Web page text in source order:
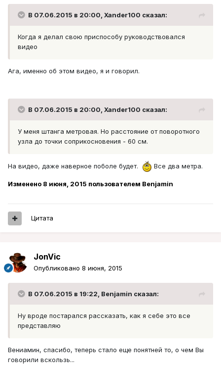
В 07.06.2015 в 20:00, Xander100 сказал:
Когда я делал свою приспособу руководствовался
видео
Ага, именно об этом видео, я и говорил.
В 07.06.2015 в 20:00, Xander100 сказал:
У меня штанга метровая. Но расстояние от поворотного
узла до точки соприкосновения - 60 см.
На видео, даже наверное поболе будет. Все два метра.
Изменено 8 июня, 2015 пользователем Benjamin
Цитата
JonVic
Опубликовано 8 июня, 2015
В 07.06.2015 в 19:22, Benjamin сказал:
Ну вроде постарался рассказать, как я себе это все
представляю
Вениамин, спасибо, теперь стало еще понятней то, о чем Вы
говорили вскользь...